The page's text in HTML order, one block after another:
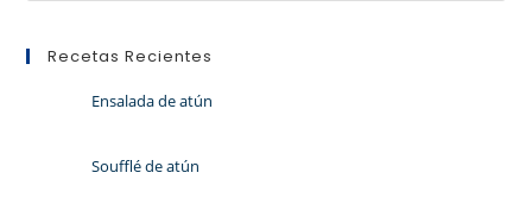
Recetas Recientes
Ensalada de atún
Soufflé de atún